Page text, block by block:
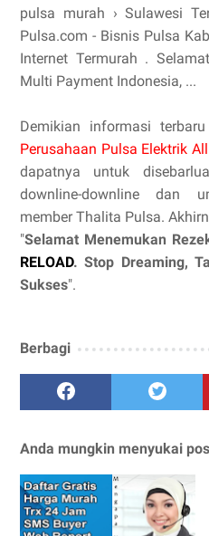
pulsa murah › Sulawesi
Pulsa.com - Bisnis Pulsa
Internet Termurah .
Multi Payment Indonesia, ...
Demikian informasi
Perusahaan Pulsa Elektrik
dapatnya untuk
downline-downline dan
member Thalita Pulsa.
"Selamat Menemukan
RELOAD. Stop Dreaming,
Sukses".
Berbagi
Anda mungkin menyukai